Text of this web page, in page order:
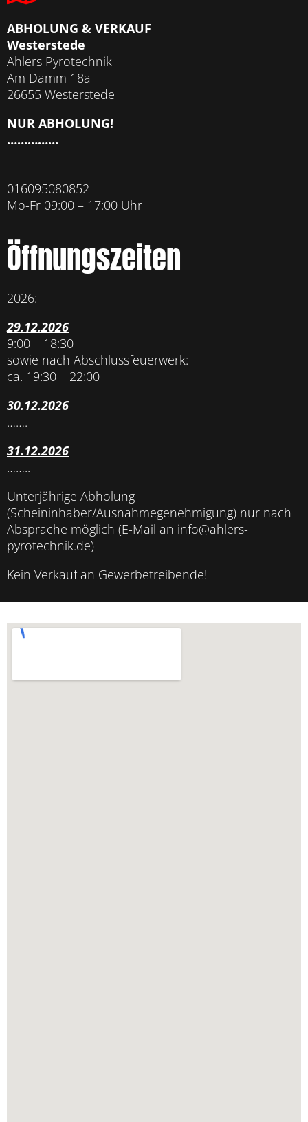
ABHOLUNG & VERKAUF
Westerstede
Ahlers Pyrotechnik
Am Damm 18a
26655 Westerstede
NUR ABHOLUNG!
……………
016095080852
Mo-Fr 09:00 – 17:00 Uhr
Öffnungszeiten
2026:
29.12.2026
9:00 – 18:30
sowie nach Abschlussfeuerwerk:
ca. 19:30 – 22:00
30.12.2026
…….
31.12.2026
……..
Unterjährige Abholung
(Scheininhaber/Ausnahmegenehmigung) nur nach
Absprache möglich (E-Mail an info@ahlers-
pyrotechnik.de)
Kein Verkauf an Gewerbetreibende!